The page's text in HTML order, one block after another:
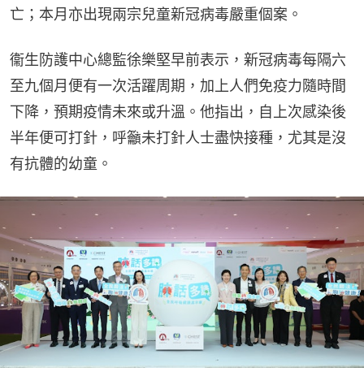
亡；本月亦出現兩宗兒童新冠病毒嚴重個案。
衞生防護中心總監徐樂堅早前表示，新冠病毒每隔六
至九個月便有一次活躍周期，加上人們免疫力隨時間
下降，預期疫情未來或升溫。他指出，自上次感染後
半年便可打針，呼籲未打針人士盡快接種，尤其是沒
有抗體的幼童。